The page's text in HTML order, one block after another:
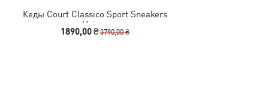
Кеды Court Classico Sport Sneakers
Unisex
1890,00 ₴3790,00 ₴